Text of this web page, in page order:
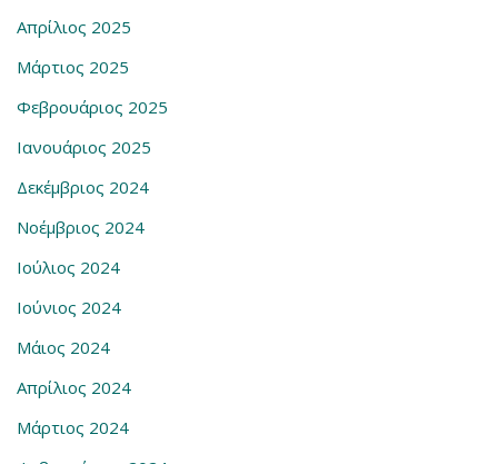
Απρίλιος 2025
Μάρτιος 2025
Φεβρουάριος 2025
Ιανουάριος 2025
Δεκέμβριος 2024
Νοέμβριος 2024
Ιούλιος 2024
Ιούνιος 2024
Μάιος 2024
Απρίλιος 2024
Μάρτιος 2024